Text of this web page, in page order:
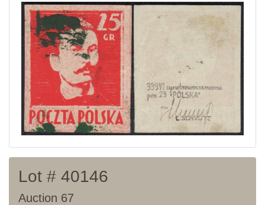
Archive
Regulation
Contact
Lot # 40146
Auction 67